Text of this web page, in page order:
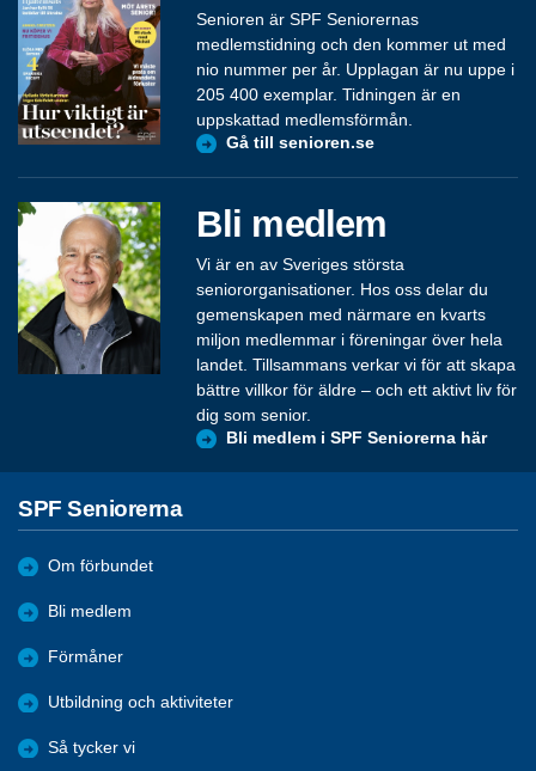
Senioren är SPF Seniorernas
medlemstidning och den kommer ut med
nio nummer per år. Upplagan är nu uppe i
205 400 exemplar. Tidningen är en
uppskattad medlemsförmån.
Gå till senioren.se
Bli medlem
Vi är en av Sveriges största
seniororganisationer. Hos oss delar du
gemenskapen med närmare en kvarts
miljon medlemmar i föreningar över hela
landet. Tillsammans verkar vi för att skapa
bättre villkor för äldre – och ett aktivt liv för
dig som senior.
Bli medlem i SPF Seniorerna här
SPF Seniorerna
Om förbundet
Bli medlem
Förmåner
Utbildning och aktiviteter
Så tycker vi